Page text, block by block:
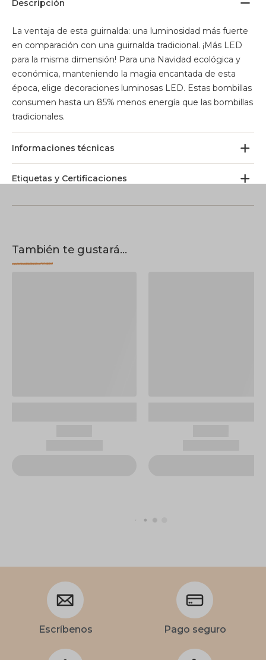
Descripción
La ventaja de esta guirnalda: una luminosidad más fuerte
en comparación con una guirnalda tradicional. ¡Más LED
para la misma dimensión! Para una Navidad ecológica y
económica, manteniendo la magia encantada de esta
época, elige decoraciones luminosas LED. Estas bombillas
consumen hasta un 85% menos energía que las bombillas
tradicionales.
Informaciones técnicas
Etiquetas y Certificaciones
También te gustará...
Escríbenos Pago seguro